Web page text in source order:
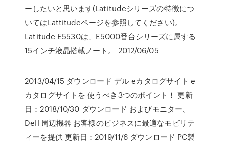
ーしたいと思います(Latitudeシリーズの特徴につ
いてはLattitudeページを参照してください)。
Latitude E5530は、E5000番台シリーズに属する
15インチ液晶搭載ノート。 2012/06/05
2013/04/15 ダウンロード デル eカタログサイト e
カタログサイトを 使うべき3つのポイント！ 更新
日：2018/10/30 ダウンロード およびモニター、
Dell 周辺機器 お客様のビジネスに最適なモビリテ
ィーを提供 更新日：2019/11/6 ダウンロード PC製